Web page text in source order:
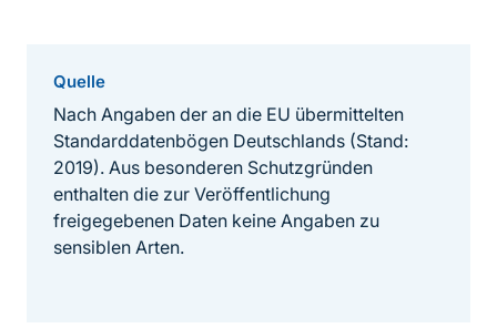
Quelle
Nach Angaben der an die EU übermittelten
Standarddatenbögen Deutschlands (Stand:
2019). Aus besonderen Schutzgründen
enthalten die zur Veröffentlichung
freigegebenen Daten keine Angaben zu
sensiblen Arten.